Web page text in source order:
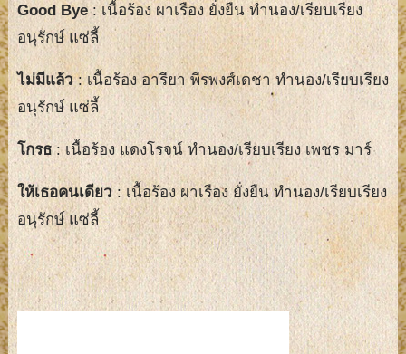
Good Bye: เนื้อร้อง ผาเรือง ยั่งยืน ทำนอง/เรียบเรียง
อนุรักษ์ แซ่ลี้
ไม่มีแล้ว: เนื้อร้อง อารียา พีรพงศ์เดชา ทำนอง/เรียบเรียง
อนุรักษ์ แซ่ลี้
โกรธ: เนื้อร้อง แดงโรจน์ ทำนอง/เรียบเรียง เพชร มาร์
ให้เธอคนเดียว: เนื้อร้อง ผาเรือง ยั่งยืน ทำนอง/เรียบเรียง
อนุรักษ์ แซ่ลี้